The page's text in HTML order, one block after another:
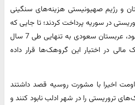
و رژیم صهیونیستی هزینه‌های سنگینی
در سوریه پرداخت کردند؛ تا جایی که
بر اساس گزارش‌های موجود، عربستان سعودی به تنهایی طی 7 سال
کمک مالی در اختیار این گروهک‌ها قرار داده
اخیرا با مشورت روسیه قصد داشتند
تروریستی را در شهر ادلب نابود کنند و